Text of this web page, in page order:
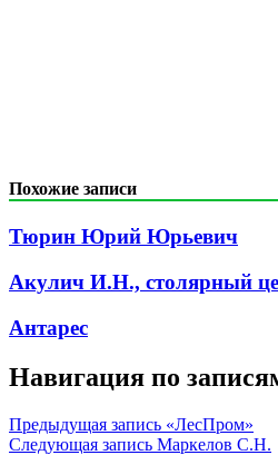
Похожие записи
Тюрин Юрий Юрьевич
Акулич И.Н., столярный
Антарес
Навигация по
Предыдущая запись «ЛесПром»
Следующая запись Маркелов С.Н.